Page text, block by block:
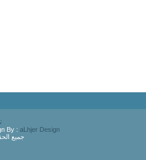
By : aLhjer Design
جميع